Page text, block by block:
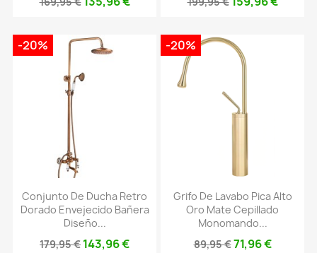
Conjunto De Ducha Retro
Dorado Envejecido Bañera
Diseño...
179,95 € 143,96 €
-20%
Grifo De Lavabo Pica Alto
Oro Mate Cepillado
Monomando...
89,95 €71,96 €
-20%